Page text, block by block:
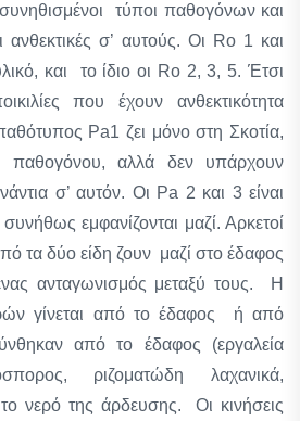
συνηθισμένοι τύποι παθογόνων και
ανθεκτικές σ’ αυτούς. Οι Ro 1 και
και το ίδιο οι Ro 2, 3, 5. Έτσι
που έχουν ανθεκτικότητα
Pa1 ζει μόνο στη Σκοτία,
παθογόνου, αλλά δεν υπάρχουν
σ’ αυτόν. Οι Pa 2 και 3 είναι
εμφανίζονται μαζί. Αρκετοί
τα δύο είδη ζουν μαζί στο έδαφος
ανταγωνισμός μεταξύ τους. Η
γίνεται από το έδαφος ή από
από το έδαφος (εργαλεία
ριζοματώδη λαχανικά,
νερό της άρδευσης. Οι κινήσεις